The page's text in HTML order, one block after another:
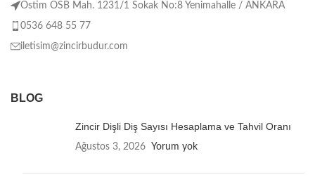
Ostim OSB Mah. 1231/1 Sokak No:8 Yenimahalle / ANKARA
0536 648 55 77
iletisim@zincirbudur.com
BLOG
Zincir Dişli Diş Sayısı Hesaplama ve Tahvil Oranı
Ağustos 3, 2026 Yorum yok